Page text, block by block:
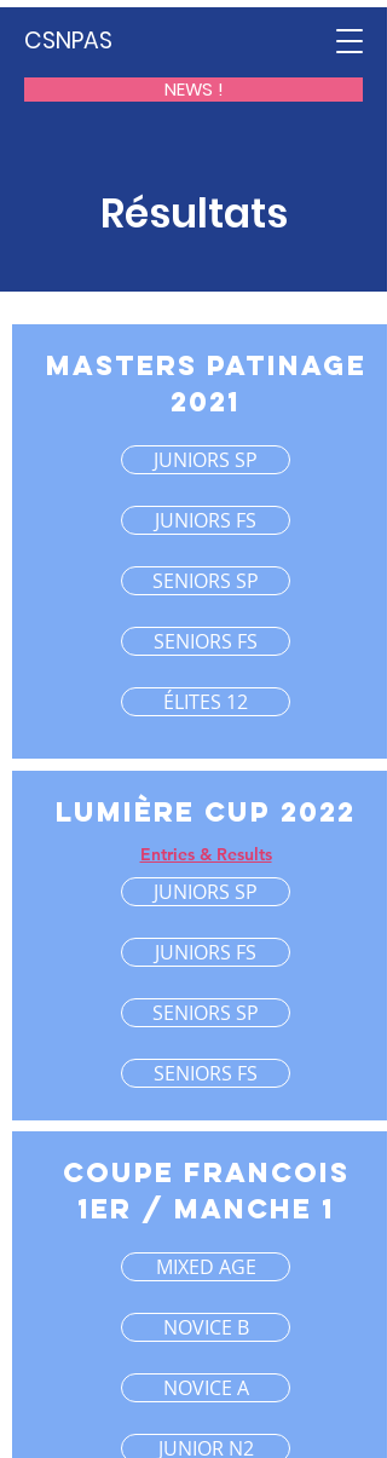
NEWS !
CSNPAS
Résultats
MASTERS PATINAGE
2021
JUNIORS SP
JUNIORS FS
SENIORS SP
SENIORS FS
ÉLITES 12
lumière cup 2022
Entries & Results
JUNIORS SP
JUNIORS FS
SENIORS SP
SENIORS FS
COUPE FRANCOIS
1er / MANCHE 1
MIXED AGE
NOVICE B
NOVICE A
JUNIOR N2